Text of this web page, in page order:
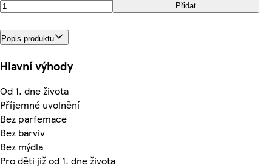
Přidat
Popis produktu
Hlavní výhody
Od 1. dne života
Příjemné uvolnění
Bez parfemace
Bez barviv
Bez mýdla
Pro děti již od 1. dne života